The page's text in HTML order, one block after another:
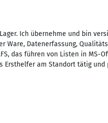
Ich übernehme und bin
Ware, Datenerfassung,
das führen von Listen in MS-
Ersthelfer am Standort tätig